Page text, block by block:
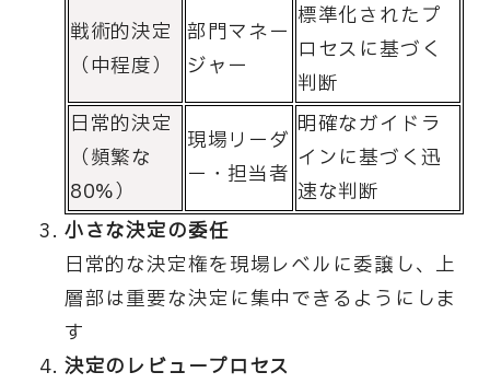
戦術的決定
（中程度）
部門マネー
ジャー
標準化されたプ
ロセスに基づく
判断
日常的決定
（頻繁な
80%）
現場リーダ
ー・担当者
明確なガイドラ
インに基づく迅
速な判断
小さな決定の委任
日常的な決定権を現場レベルに委譲し、上
層部は重要な決定に集中できるようにしま
す
決定のレビュープロセス